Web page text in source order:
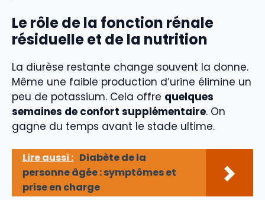
Le rôle de la fonction rénale
résiduelle et de la nutrition
La diurèse restante change souvent la donne.
Même une faible production d’urine élimine un
peu de potassium. Cela offre quelques
semaines de confort supplémentaire. On
gagne du temps avant le stade ultime.
Lire aussi : Diabète de la
personne âgée : symptômes et
prise en charge